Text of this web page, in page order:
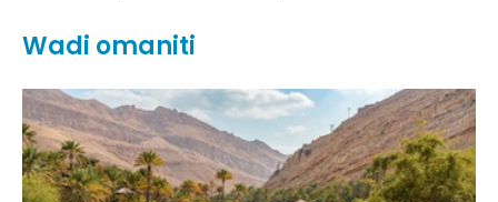
Wadi omaniti